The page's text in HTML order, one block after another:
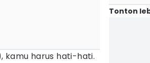
kamu harus hati-hati.
Tonton